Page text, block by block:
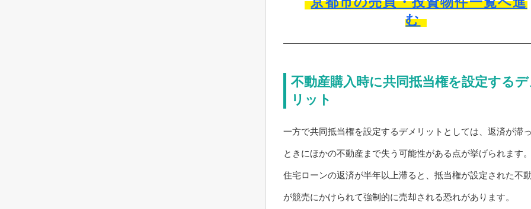
む
不動産購入時に共同抵当権を設定するデ
リット
一方で共同抵当権を設定するデメリットとしては、返済が滞
ときにほかの不動産まで失う可能性がある点が挙げられます。
住宅ローンの返済が半年以上滞ると、抵当権が設定された不
が競売にかけられて強制的に売却される恐れがあります。